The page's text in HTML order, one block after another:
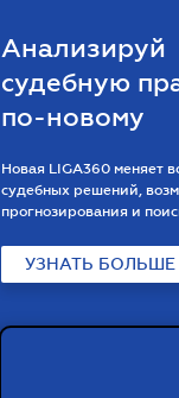
Анализируй
судебную
по-новому
Новая LIGA360 меняет
судебных решений,
прогнозирования и
УЗНАТЬ БОЛЬШЕ